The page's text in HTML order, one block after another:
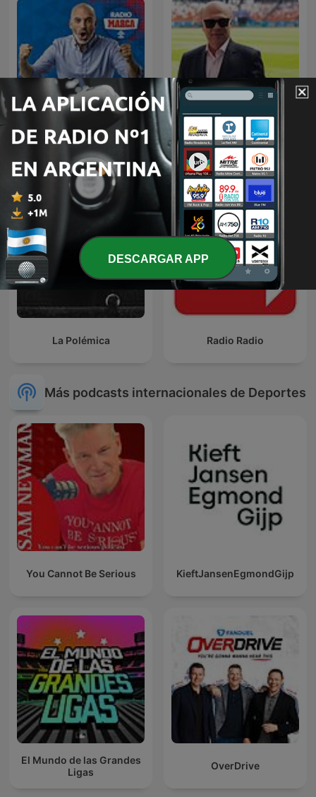
La Tribu con Raúl Varela
Palabras Mayores - Carlos
Antonio Vélez
La Polémica Radio Radio
Más podcasts internacionales de Deportes
You Cannot Be Serious KieftJansenEgmondGijp
El Mundo de las Grandes
Ligas
OverDrive
DESCARGAR APP